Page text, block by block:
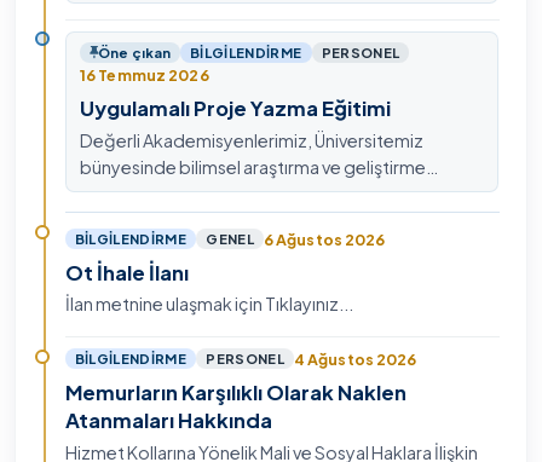
211 75 75 Dahili: 1913 nolu telefondan
ulaşabilirsiniz.
Öne çıkan BILGILENDIRME PERSONEL
16 Temmuz 2026
Uygulamalı Proje Yazma Eğitimi
Değerli Akademisyenlerimiz, Üniversitemiz
bünyesinde bilimsel araştırma ve geliştirme
kültürünü güçlendirmek, ulusal ve uluslararası fon
mekanizmala…
BILGILENDIRME GENEL 6 Ağustos 2026
Ot İhale İlanı
İlan metnine ulaşmak için Tıklayınız...
BILGILENDIRME PERSONEL 4 Ağustos 2026
Memurların Karşılıklı Olarak Naklen
Atanmaları Hakkında
Hizmet Kollarına Yönelik Mali ve Sosyal Haklara İlişkin